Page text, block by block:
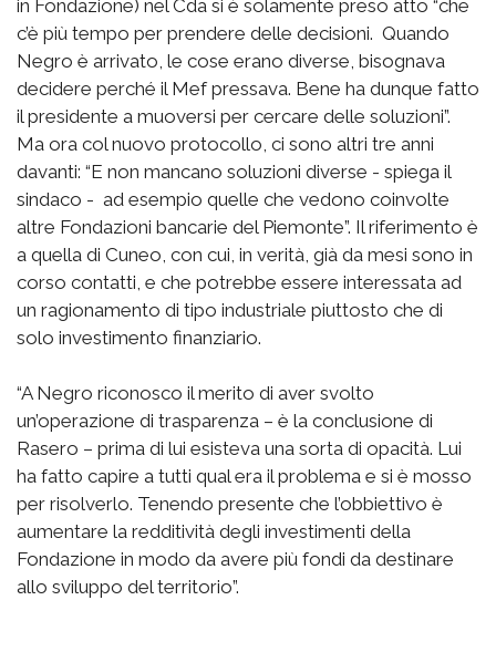
in Fondazione) nel Cda si è solamente preso atto “che
c’è più tempo per prendere delle decisioni. Quando
Negro è arrivato, le cose erano diverse, bisognava
decidere perché il Mef pressava. Bene ha dunque fatto
il presidente a muoversi per cercare delle soluzioni”.
Ma ora col nuovo protocollo, ci sono altri tre anni
davanti: “E non mancano soluzioni diverse - spiega il
sindaco - ad esempio quelle che vedono coinvolte
altre Fondazioni bancarie del Piemonte”. Il riferimento è
a quella di Cuneo, con cui, in verità, già da mesi sono in
corso contatti, e che potrebbe essere interessata ad
un ragionamento di tipo industriale piuttosto che di
solo investimento finanziario.
“A Negro riconosco il merito di aver svolto
un’operazione di trasparenza – è la conclusione di
Rasero – prima di lui esisteva una sorta di opacità. Lui
ha fatto capire a tutti qual era il problema e si è mosso
per risolverlo. Tenendo presente che l’obbiettivo è
aumentare la redditività degli investimenti della
Fondazione in modo da avere più fondi da destinare
allo sviluppo del territorio”.